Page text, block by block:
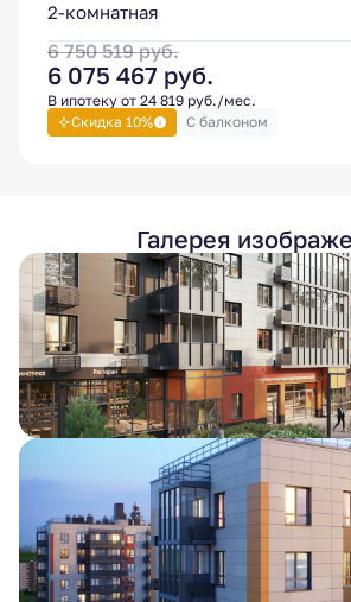
2-комнатная
6 750 519руб.
6 075 467 руб.
В ипотеку от 24 819 руб./мес.
Скидка 10%
С балконом
Галерея